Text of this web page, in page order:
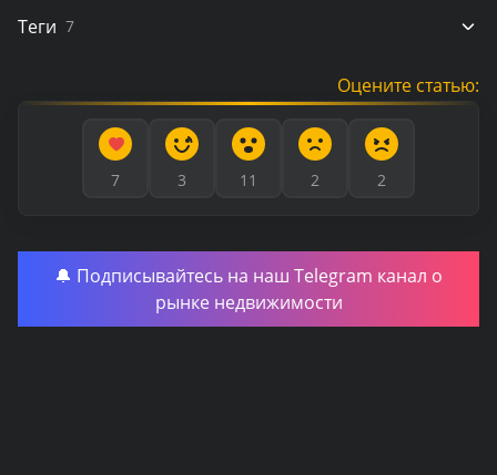
Теги 7
Оцените статью:
7 3 11 2 2
🔔 Подписывайтесь на наш Telegram канал о
рынке недвижимости